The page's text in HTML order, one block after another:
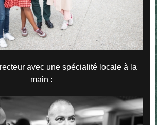
avec une spécialité locale à la
main :